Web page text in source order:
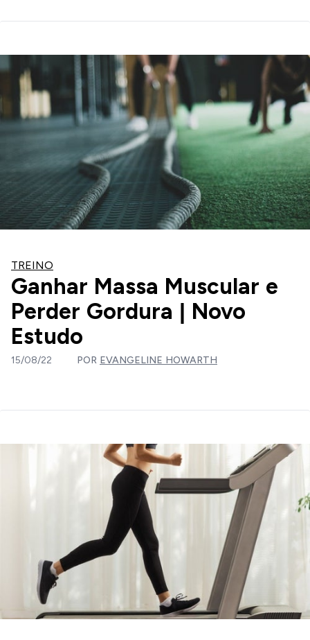
TREINO
Ganhar Massa Muscular e
Perder Gordura | Novo
Estudo
15/08/22 POR EVANGELINE HOWARTH